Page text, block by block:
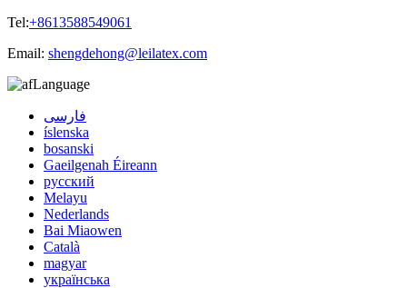
Tel:+8613588549061
Email: shengdehong@leilatex.com
Language
فارسی
íslenska
bosanski
Gaeilgenah Éireann
русский
Melayu
Nederlands
Bai Miaowen
Català
magyar
українська